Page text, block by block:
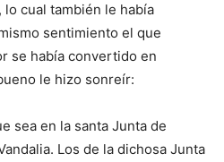
cual también le había
sentimiento el que
se había convertido en
le hizo sonreír:
sea en la santa Junta de
Los de la dichosa Junta